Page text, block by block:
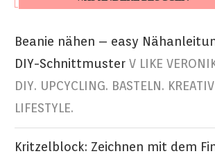
Beanie nähen – easy
DIY-Schnittmuster V LIKE
DIY. UPCYCLING. BASTELN.
LIFESTYLE.
Kritzelblock: Zeichnen mit dem